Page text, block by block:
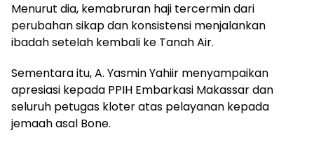
Menurut dia, kemabruran haji tercermin dari
perubahan sikap dan konsistensi menjalankan
ibadah setelah kembali ke Tanah Air.
Sementara itu, A. Yasmin Yahiir menyampaikan
apresiasi kepada PPIH Embarkasi Makassar dan
seluruh petugas kloter atas pelayanan kepada
jemaah asal Bone.